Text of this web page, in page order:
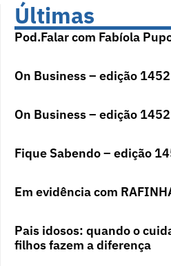
Últimas
Pod.Falar com Fabíola
On Business – edição 1452
On Business – edição 1452
Fique Sabendo – edição
Em evidência com
Pais idosos: quando o
filhos fazem a diferença